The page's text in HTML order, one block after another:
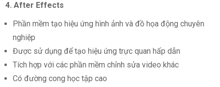
4. After Effects
Phần mềm tạo hiệu ứng hình ảnh và đồ họa động chuyên
nghiệp
Được sử dụng để tạo hiệu ứng trực quan hấp dẫn
Tích hợp với các phần mềm chỉnh sửa video khác
Có đường cong học tập cao